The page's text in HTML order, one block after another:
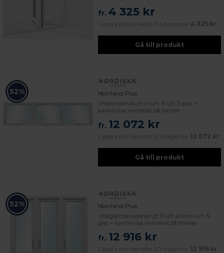
fr. 4 325 kr
Lägsta pris senaste 30 dagarna: 4 325 kr
Gå till produkt
52% Norrland Plus
Vridfönster Aluminium 3-luft 3-glas +
karmhylsa monterat på fönster
fr. 12 072 kr
Lägsta pris senaste 30 dagarna: 12 072 kr
Gå till produkt
52% Norrland Plus
Utåtgående sidohängt 3-luft aluminium 3-
glas + karmhylsa monterat på fönster
fr. 12 916 kr
Lägsta pris senaste 30 dagarna: 12 916 kr